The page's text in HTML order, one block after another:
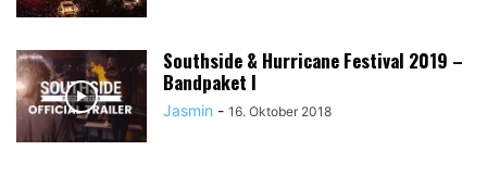
Southside & Hurricane Festival 2019 –
Bandpaket I
Jasmin - 16. Oktober 2018